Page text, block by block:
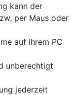
kann der
per Maus oder
auf Ihrem PC
unberechtigt
jederzeit